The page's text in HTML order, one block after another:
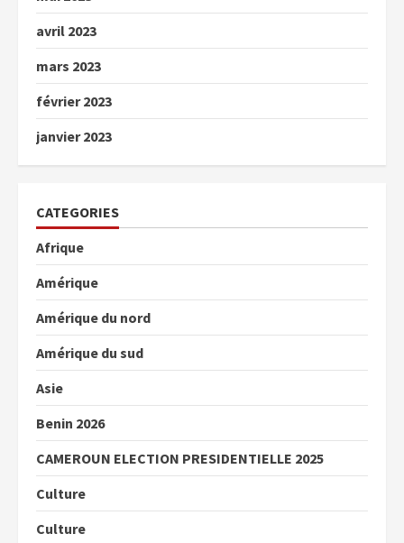
avril 2023
mars 2023
février 2023
janvier 2023
CATEGORIES
Afrique
Amérique
Amérique du nord
Amérique du sud
Asie
Benin 2026
CAMEROUN ELECTION PRESIDENTIELLE 2025
Culture
Culture